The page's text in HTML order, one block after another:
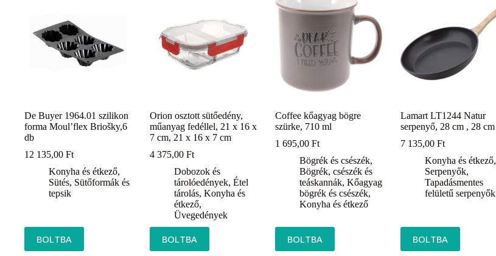
De Buyer 1964.01 szilikon
forma Moul’flex Briošky,6
db
12 135,00 Ft
Konyha és étkező,
Sütés, Sütőformák és
tepsik
BOLTBA
Orion osztott sütőedény,
műanyag fedéllel, 21 x 16 x
7 cm, 21 x 16 x 7 cm
4 375,00Ft
Dobozok és
tárolóedények,Étel
tárolás,Konyha és
étkező,
Üvegedények
BOLTBA
Coffee kőagyag bögre
szürke, 710 ml
1 695,00Ft
Bögrék és csészék,
Bögrék, csészék és
teáskannák,Kőagyag
bögrék és csészék,
Konyha és étkező
BOLTBA
Lamart LT1244 Natur
serpenyő, 28 cm , 28 cm
7 135,00Ft
Konyha és étkező,
Serpenyők,
Tapadásmentes
felületű serpenyők
BOLTBA